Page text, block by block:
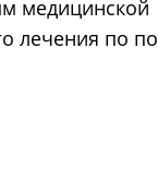
медицинской
лечения по